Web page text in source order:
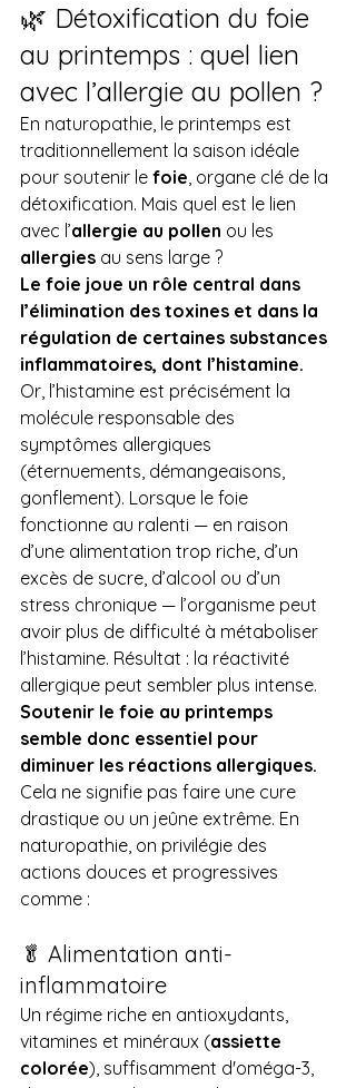
🌿 Détoxification du foie
au printemps : quel lien
avec l’allergie au pollen ?
En naturopathie, le printemps est
traditionnellement la saison idéale
pour soutenir le foie, organe clé de la
détoxification. Mais quel est le lien
avec l’allergie au pollen ou les
allergies au sens large ?
Le foie joue un rôle central dans
l’élimination des toxines et dans la
régulation de certaines substances
inflammatoires, dont l’histamine.
Or, l’histamine est précisément la
molécule responsable des
symptômes allergiques
(éternuements, démangeaisons,
gonflement). Lorsque le foie
fonctionne au ralenti — en raison
d’une alimentation trop riche, d’un
excès de sucre, d’alcool ou d’un
stress chronique — l’organisme peut
avoir plus de difficulté à métaboliser
l’histamine. Résultat : la réactivité
allergique peut sembler plus intense.
Soutenir le foie au printemps
semble donc essentiel pour
diminuer les réactions allergiques.
Cela ne signifie pas faire une cure
drastique ou un jeûne extrême. En
naturopathie, on privilégie des
actions douces et progressives
comme :
🥬 Alimentation anti-
inflammatoire
Un régime riche en antioxydants,
vitamines et minéraux (assiette
colorée), suffisamment d'oméga-3,